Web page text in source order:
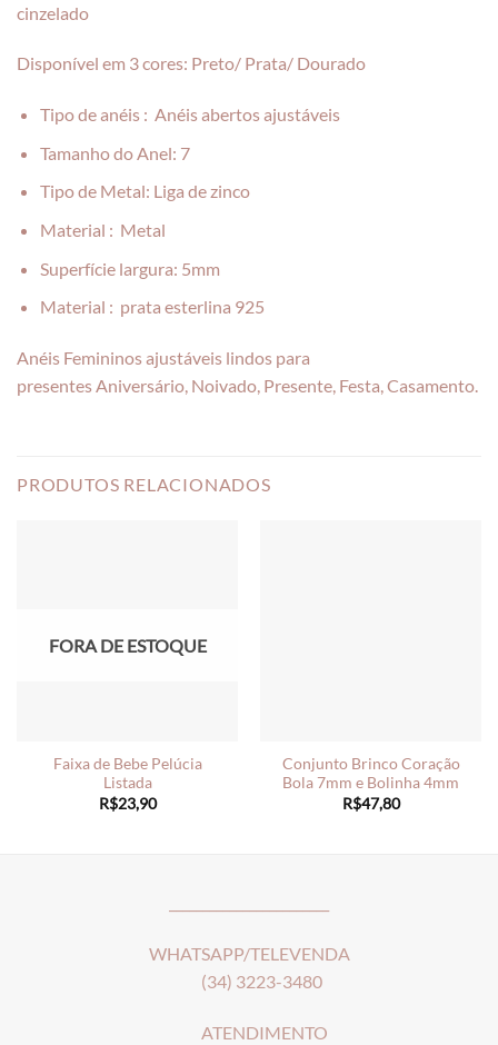
cinzelado
Disponível em 3 cores: Preto/ Prata/ Dourado
Tipo de anéis : Anéis abertos ajustáveis
Tamanho do Anel: 7
Tipo de Metal: Liga de zinco
Material : Metal
Superfície largura: 5mm
Material : prata esterlina 925
Anéis Femininos ajustáveis lindos para
presentesAniversário, Noivado, Presente, Festa, Casamento.
PRODUTOS RELACIONADOS
FORA DE ESTOQUE
Faixa de Bebe Pelúcia
Listada
R$23,90
Conjunto Brinco Coração
Bola 7mm e Bolinha 4mm
R$47,80
WHATSAPP/TELEVENDA
(34) 3223-3480
ATENDIMENTO